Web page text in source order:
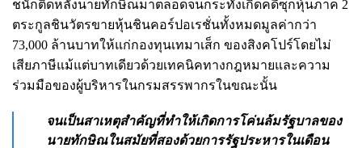
ชนักติดหลังนายทักษิณมาตลอดจนกระทั่งเกิดคดีซุกหุ้นภาค 2
ตระกูลชินวัตรขายหุ้นชินคอร์ปอเรชั่นทั้งหมดมูลค่ากว่า
73,000 ล้านบาทให้แก่กองทุนเทมาเส็ก ของสิงคโปร์โดยไม่
เสียภาษีแม้แต่บาทเดียวด้วยเทคนิคทางกฎหมายและความ
ร่วมมือของผู้บริหารในกรมสรรพากรในขณะนั้น
จนเป็นสาเหตุสำคัญที่ทำให้เกิดการโค่นล้มรัฐบาลของ
นายทักษิณในสมัยที่สองด้วยการรัฐประหารในเดือน